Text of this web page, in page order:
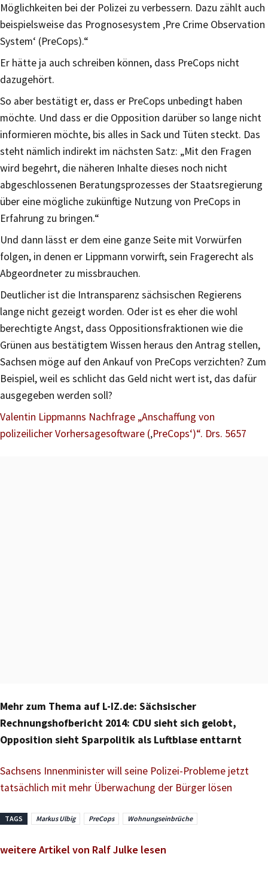
Möglichkeiten bei der Polizei zu verbessern. Dazu zählt auch
beispielsweise das Prognosesystem ‚Pre Crime Observation
System‘ (PreCops).“
Er hätte ja auch schreiben können, dass PreCops nicht
dazugehört.
So aber bestätigt er, dass er PreCops unbedingt haben
möchte. Und dass er die Opposition darüber so lange nicht
informieren möchte, bis alles in Sack und Tüten steckt. Das
steht nämlich indirekt im nächsten Satz: „Mit den Fragen
wird begehrt, die näheren Inhalte dieses noch nicht
abgeschlossenen Beratungsprozesses der Staatsregierung
über eine mögliche zukünftige Nutzung von PreCops in
Erfahrung zu bringen.“
Und dann lässt er dem eine ganze Seite mit Vorwürfen
folgen, in denen er Lippmann vorwirft, sein Fragerecht als
Abgeordneter zu missbrauchen.
Deutlicher ist die Intransparenz sächsischen Regierens
lange nicht gezeigt worden. Oder ist es eher die wohl
berechtigte Angst, dass Oppositionsfraktionen wie die
Grünen aus bestätigtem Wissen heraus den Antrag stellen,
Sachsen möge auf den Ankauf von PreCops verzichten? Zum
Beispiel, weil es schlicht das Geld nicht wert ist, das dafür
ausgegeben werden soll?
Valentin Lippmanns Nachfrage „Anschaffung von
polizeilicher Vorhersagesoftware (‚PreCops‘)“. Drs. 5657
Mehr zum Thema auf L-IZ.de: Sächsischer
Rechnungshofbericht 2014: CDU sieht sich gelobt,
Opposition sieht Sparpolitik als Luftblase enttarnt
Sachsens Innenminister will seine Polizei-Probleme jetzt
tatsächlich mit mehr Überwachung der Bürger lösen
TAGS Markus Ulbig PreCops Wohnungseinbrüche
weitere Artikel von Ralf Julke lesen